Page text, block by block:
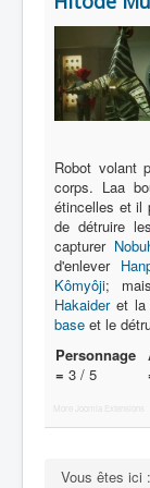
Acteur
Équipe
Transformation
Équipement
Mecha
Objet
Épisode
Robot volant
corps. Laa
étincelles et il
de détruire
capturer
d'enlever
Kômyôji;
Hakaideret la
base et le
Personnage
= 3 / 5
More Joomla Extensions
Vous êtes ici :